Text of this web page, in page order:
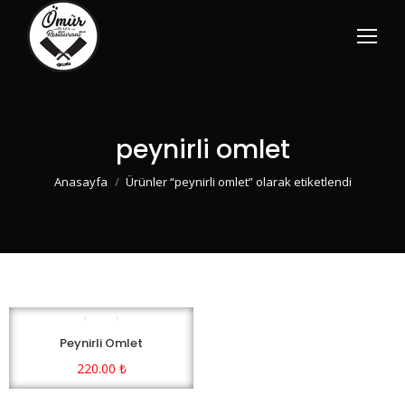
peynirli omlet
You are here:
Anasayfa Ürünler “peynirli omlet” olarak etiketlendi
Peynirli Omlet
220.00 ₺